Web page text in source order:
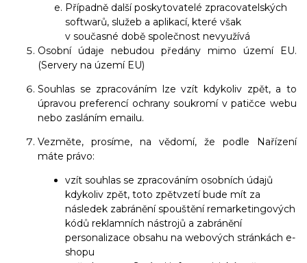
Případně další poskytovatelé zpracovatelských
softwarů, služeb a aplikací, které však
v současné době společnost nevyužívá
Osobní údaje nebudou předány mimo území EU.
(Servery na území EU)
Souhlas se zpracováním lze vzít kdykoliv zpět, a to
úpravou preferencí ochrany soukromí v patičce webu
nebo zasláním emailu.
Vezměte, prosíme, na vědomí, že podle Nařízení
máte právo:
vzít souhlas se zpracováním osobních údajů
kdykoliv zpět, toto zpětvzetí bude mít za
následek zabránění spouštění remarketingových
kódů reklamních nástrojů a zabránění
personalizace obsahu na webových stránkách e-
shopu